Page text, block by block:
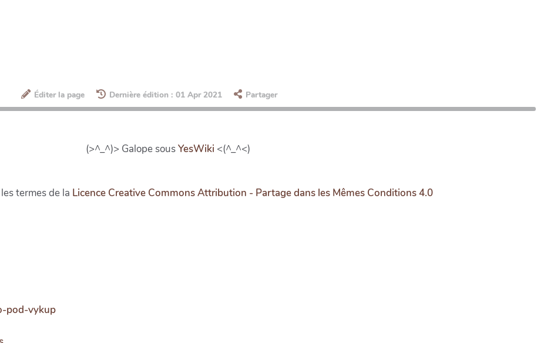
Éditer la page Dernière édition : 01 Apr 2021 Partager
(>^_^)> Galope sousYesWiki <(^_^<)
termes de la Licence Creative Commons Attribution - Partage dans les Mêmes Conditions 4.0
pod-vykup